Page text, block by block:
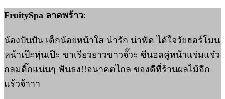
FruitySpa ลาดพร้าว:
น้องปันปัน เด็กน้อยหน้าใส น่ารัก น่าฟัด ได้ใจวัยฮอร์โมน
หน้าเป๊ะหุ่นเป๊ะ ขาเรียวยาวขาวจั๊วะ ซีนอลคู่หน้าแจ่มแจ๋ว
กลมดิ๊กแน่นๆ ฟันธง!!อนาคตไกล ของดีที่ร้านผลไม้อีก
แร้วจ้าาา